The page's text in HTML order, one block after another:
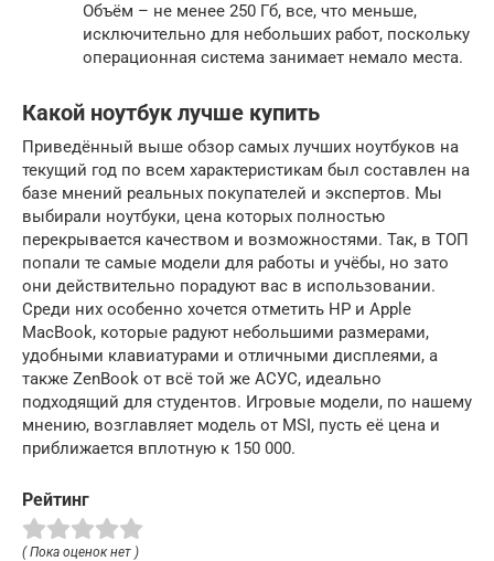
Объём – не менее 250 Гб, все, что меньше,
исключительно для небольших работ, поскольку
операционная система занимает немало места.
Какой ноутбук лучше купить
Приведённый выше обзор самых лучших ноутбуков на
текущий год по всем характеристикам был составлен на
базе мнений реальных покупателей и экспертов. Мы
выбирали ноутбуки, цена которых полностью
перекрывается качеством и возможностями. Так, в ТОП
попали те самые модели для работы и учёбы, но зато
они действительно порадуют вас в использовании.
Среди них особенно хочется отметить HP и Apple
MacBook, которые радуют небольшими размерами,
удобными клавиатурами и отличными дисплеями, а
также ZenBook от всё той же АСУС, идеально
подходящий для студентов. Игровые модели, по нашему
мнению, возглавляет модель от MSI, пусть её цена и
приближается вплотную к 150 000.
Рейтинг
( Пока оценок нет )